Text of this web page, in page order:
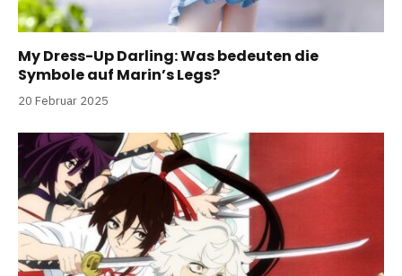
My Dress-Up Darling: Was bedeuten die
Symbole auf Marin’s Legs?
20 Februar 2025